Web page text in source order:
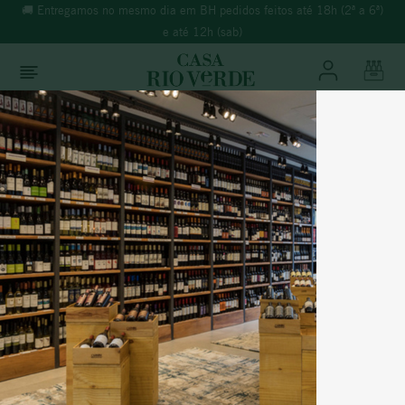
🚚 Entregamos no mesmo dia em BH pedidos feitos até 18h (2ª a 6ª)
e até 12h (sab)
O que você está buscando?
Vinhos Tinto
França
COTEAUX BOURGUIGNONS GRAND
QV GAMAY 2015
% Álcool: 12,5% Temperatura:
TERMOS MAIS BUSCADOS
1º
morande
2º
espumante
3
ricominciare
4
reina ana
5º
vinho tinto
º
rosé
7º
synera